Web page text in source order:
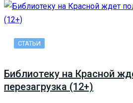
СТАТЬИ
Библиотеку на Красной
перезагрузка (12+)